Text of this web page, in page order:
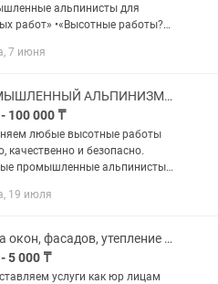
альпинисты для
•«Высотные работы?
альпинисты: там, где
7 июня
ПРОМЫШЛЕННЫЙ АЛЬПИНИЗМ ВЫСОТНЫЕ РАБОТЫ АСТАНА ПОКРАСКА МОЙКА ОКОН
100 000 ₸
любые высотные работы
качественно и безопасно.
промышленные альпинисты,
НАШИ УСЛУГИ: ✔
19 июля
Мойка окон, фасадов, утепление наружных стен, высотные работы
5 000 ₸
услуги как юр лицам